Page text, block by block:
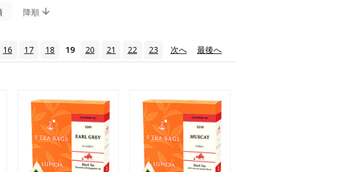
降順
16 17 18 19 20 21 22 23 次へ 最後へ